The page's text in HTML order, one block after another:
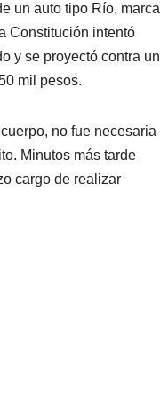
un auto tipo Río, marca
Constitución intentó
y se proyectó contra un
mil pesos.
no fue necesaria
Minutos más tarde
cargo de realizar